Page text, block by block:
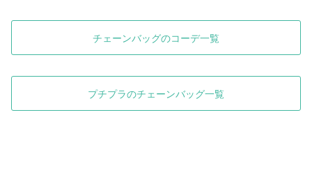
チェーンバッグのコーデ一覧
プチプラのチェーンバッグ一覧